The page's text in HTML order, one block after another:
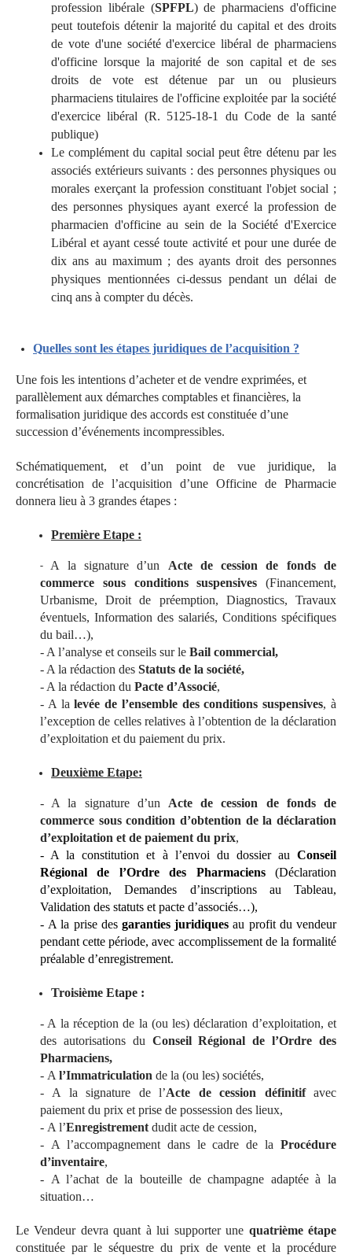
profession libérale (SPFPL) de pharmaciens d'officine
peut toutefois détenir la majorité du capital et des droits
de vote d'une société d'exercice libéral de pharmaciens
d'officine lorsque la majorité de son capital et de ses
droits de vote est détenue par un ou plusieurs
pharmaciens titulaires de l'officine exploitée par la société
d'exercice libéral (R. 5125-18-1 du Code de la santé
publique)
Le complément du capital social peut être détenu par les
associés extérieurs suivants : des personnes physiques ou
morales exerçant la profession constituant l'objet social ;
des personnes physiques ayant exercé la profession de
pharmacien d'officine au sein de la Société d'Exercice
Libéral et ayant cessé toute activité et pour une durée de
dix ans au maximum ; des ayants droit des personnes
physiques mentionnées ci-dessus pendant un délai de
cinq ans à compter du décès.
Quelles sont les étapes juridiques de l’acquisition ?
Une fois les intentions d’acheter et de vendre exprimées, et
parallèlement aux démarches comptables et financières, la
formalisation juridique des accords est constituée d’une
succession d’événements incompressibles.
Schématiquement, et d’un point de vue juridique, la
concrétisation de l’acquisition d’une Officine de Pharmacie
donnera lieu à 3 grandes étapes :
Première Etape :
- A la signature d’un Acte de cession de fonds de
commerce sous conditions suspensives (Financement,
Urbanisme, Droit de préemption, Diagnostics, Travaux
éventuels, Information des salariés, Conditions spécifiques
du bail…),
- A l’analyse et conseils sur le Bail commercial,
- A la rédaction des Statuts de la société,
- A la rédaction du Pacte d’Associé,
- A lalevée de l’ensemble des conditions suspensives, à
l’exception de celles relatives à l’obtention de la déclaration
d’exploitation et du paiement du prix.
Deuxième Etape:
- A la signature d’un Acte de cession de fonds de
commerce sous condition d’obtention de la déclaration
d’exploitation et de paiement du prix,
- A la constitution et à l’envoi du dossier au Conseil
Régional de l’Ordre des Pharmaciens(Déclaration
d’exploitation, Demandes d’inscriptions au Tableau,
Validation des statuts et pacte d’associés…),
- A la prise desgaranties juridiques au profit du vendeur
pendant cette période, avec accomplissement de la formalité
préalable d’enregistrement.
Troisième Etape :
- A la réception de la (ou les) déclaration d’exploitation, et
des autorisations du Conseil Régional de l’Ordre des
Pharmaciens,
- A l’Immatriculation de la (ou les) sociétés,
- A la signature de l’Acte de cession définitifavec
paiement du prix et prise de possession des lieux,
- A l’Enregistrement dudit acte de cession,
- A l’accompagnement dans le cadre de la Procédure
d’inventaire,
- A l’achat de la bouteille de champagne adaptée à la
situation…
Le Vendeur devra quant à lui supporter une quatrième étape
constituée par le séquestre du prix de vente et la procédure